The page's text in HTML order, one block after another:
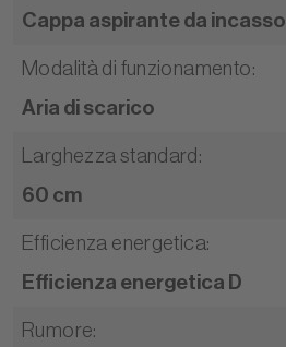
Cappa aspirante da incasso
Modalità di funzionamento:
Aria di scarico
Larghezza standard :
60 cm
Efficienza energetica:
Efficienza energetica D
Rumore: